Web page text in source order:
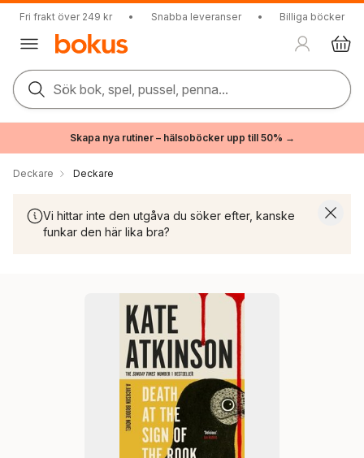
Fri frakt över 249 kr • Snabba leveranser • Billiga böcker
Sök bok, spel, pussel, penna...
Skapa nya rutiner – hälsoböcker upp till 50% →
Deckare Deckare
Vi hittar inte den utgåva du söker efter, kanske
funkar den här lika bra?